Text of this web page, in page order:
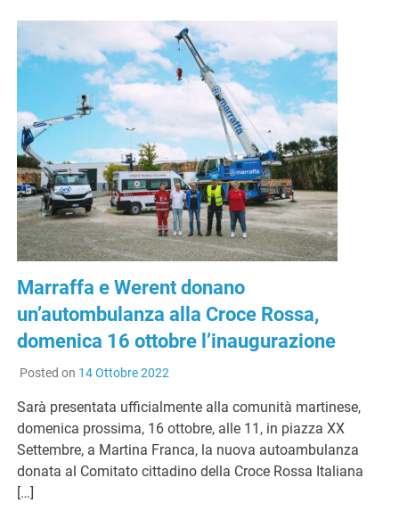
Marraffa e Werent donano
un’autombulanza alla Croce Rossa,
domenica 16 ottobre l’inaugurazione
Posted on 14 Ottobre 2022
Sarà presentata ufficialmente alla comunità martinese,
domenica prossima, 16 ottobre, alle 11, in piazza XX
Settembre, a Martina Franca, la nuova autoambulanza
donata al Comitato cittadino della Croce Rossa Italiana
[…]